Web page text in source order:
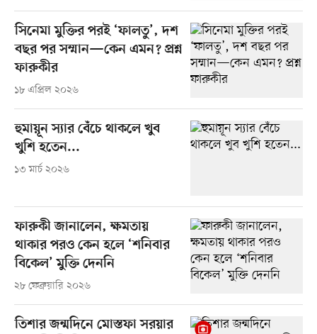
সিনেমা মুক্তির পরই ‘ফালতু’, দশ
বছর পর সম্মান—কেন এমন? প্রশ্ন
ফারুকীর
১৮ এপ্রিল ২০২৬
হুমায়ূন স্যার বেঁচে থাকলে খুব
খুশি হতেন...
১৩ মার্চ ২০২৬
ফারুকী জানালেন, ক্ষমতায়
থাকার পরও কেন হলে ‘শনিবার
বিকেল’ মুক্তি দেননি
২৮ ফেব্রুয়ারি ২০২৬
তিশার জন্মদিনে মোস্তফা সরয়ার